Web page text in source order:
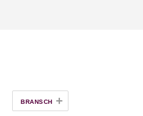
BRANSCH +